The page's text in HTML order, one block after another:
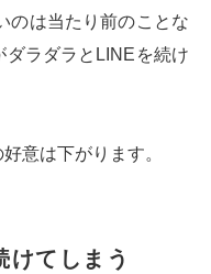
のは当たり前のことな
ダラダラとLINEを続け
意は下がります。
けてしまう